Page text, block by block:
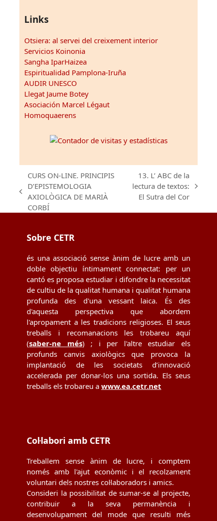
Links
Otsiera: al servei del creixement interior
Servicios Koinonia
Sangha IparHaizea
Espiritualidad Pamplona-Iruña
AUDIR UNESCO
Llegat Jaume Botey
Asociación Marcel Légaut
Homoquaerens
previous
post:
CURS ON-LINE. PRINCIPIS
D’EPISTEMOLOGIA
AXIOLÒGICA DE MARIÀ
CORBÍ
next
post:
13. L’ ABC de la
lectura de textos:
El Sutra del Cor
Sobre CETR
és una associació sense ànim de lucre amb un
doble objectiu íntimament connectat: per un
cantó es proposa estudiar i difondre la necessitat
de cultiu de la qualitat humana i qualitat humana
profunda des d'una vessant laica. És des
d'aquesta perspectiva que abordem
l'apropament a les tradicions religioses. El seus
treballs i recomanacions les trobareu aquí
(saber-ne més) ; i per l'altre estudiar els
profunds canvis axiològics que provoca la
implantació de les societats d’innovació
accelerada per donar-los una sortida. Els seus
treballs els trobareu a www.ea.cetr.net
Col·labori amb CETR
Treballem sense ànim de lucre, i comptem
només amb l'ajut econòmic i el recolzament
voluntari dels nostres col·laboradors i amics.
Consideri la possibilitat de sumar-se al projecte,
contribuir a la seva permanència i
desenvolupament del mode que resulti més